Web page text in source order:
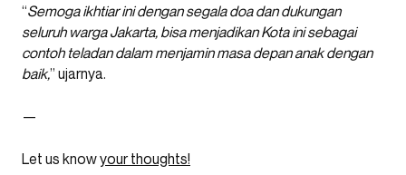
“Semoga ikhtiar ini dengan segala doa dan dukungan
seluruh warga Jakarta, bisa menjadikan Kota ini sebagai
contoh teladan dalam menjamin masa depan anak dengan
baik,” ujarnya.
—
Let us knowyour thoughts!